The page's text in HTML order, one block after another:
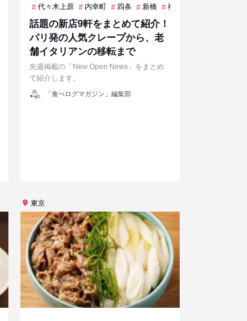
中軽井沢 中野 丸太町 久屋大通 二重橋前
代々木上原
内幸町 四条 新橋 祇園四条
話題の新店9軒をまとめて紹介！
パリ発の人気クレープから、老
舗イタリアンの移転まで
先週掲載の「New Open News」をまとめ
て紹介します。
投「食べログマガジン」編集部
東京